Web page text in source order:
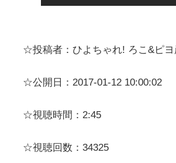
☆投稿者：ひよちゃれ! ろこ&ピヨ
☆公開日：2017-01-12 10:00:02
☆視聴時間：2:45
☆視聴回数：34325